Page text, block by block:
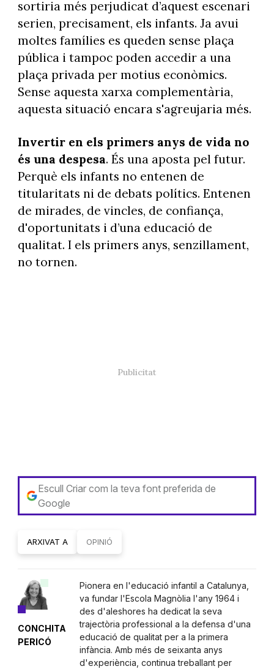
sortiria més perjudicat d’aquest escenari
serien, precisament, els infants. Ja avui
moltes famílies es queden sense plaça
pública i tampoc poden accedir a una
plaça privada per motius econòmics.
Sense aquesta xarxa complementària,
aquesta situació encara s'agreujaria més.
Invertir en els primers anys de vida no
és una despesa. És una aposta pel futur.
Perquè els infants no entenen de
titularitats ni de debats polítics. Entenen
de mirades, de vincles, de confiança,
d'oportunitats i d’una educació de
qualitat. I els primers anys, senzillament,
no tornen.
Escull Criar com la teva font preferida de
Google
ARXIVAT A OPINIÓ
CONCHITA
PERICÓ
Pionera en l'educació infantil a Catalunya,
va fundar l'Escola Magnòlia l'any 1964 i
des d'aleshores ha dedicat la seva
trajectòria professional a la defensa d'una
educació de qualitat per a la primera
infància. Amb més de seixanta anys
d'experiència, continua treballant per